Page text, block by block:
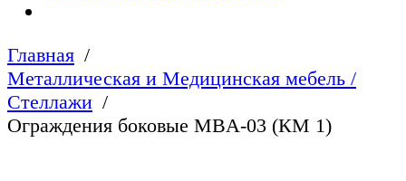
Главная
Металлическая и Медицинская мебель /
Стеллажи
Ограждения боковые MBA-03 (КМ 1)